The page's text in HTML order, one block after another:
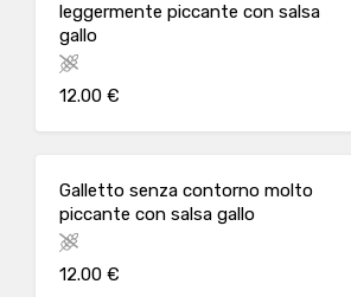
leggermente piccante con salsa
gallo
12.00 €
Galletto senza contorno molto
piccante con salsa gallo
12.00 €